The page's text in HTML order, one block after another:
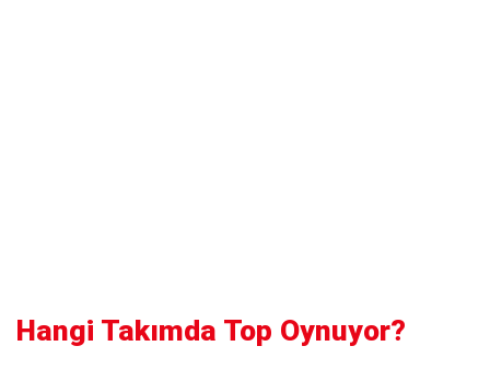
Hangi Takımda Top Oynuyor?